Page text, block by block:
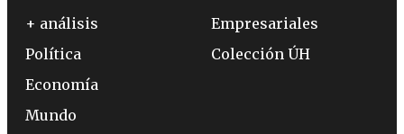
+ análisis
Política
Economía
Mundo
Empresariales
Colección ÚH